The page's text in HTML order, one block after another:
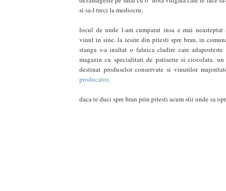
si sa-l treci la mediocru.
locul de unde l-am cumparat insa e mai neasteptat
vinul in sine. la iesire din pitesti spre bran, in
stanga s-a inaltat o falnica cladire care adaposteste
magazin cu specialitati de patiserie si ciocolata. un
destinat produselor conservate si vinurilor
producator.
daca te duci spre bran prin pitesti acum stii unde sa